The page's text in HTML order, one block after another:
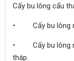
Cấy bu lông cẩu
• Cấy bu lông
• Cấy bu lông
tháp.